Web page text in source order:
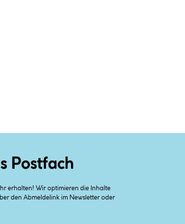
Postfach
erhalten! Wir optimieren die Inhalte
den Abmeldelink im Newsletter oder